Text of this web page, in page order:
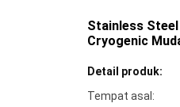
Stainless Steel
Cryogenic
Detail produk:
Tempat asal: